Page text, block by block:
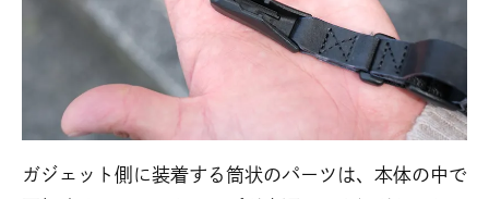
ガジェット側に装着する筒状のパーツは、本体の中で